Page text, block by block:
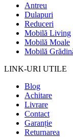
Antreu
Dulapuri
Reduceri
Mobilă Living
Mobilă Moale
Mobilă
LINK-URI UTILE
Blog
Achitare
Livrare
Contact
Garanție
Returnarea